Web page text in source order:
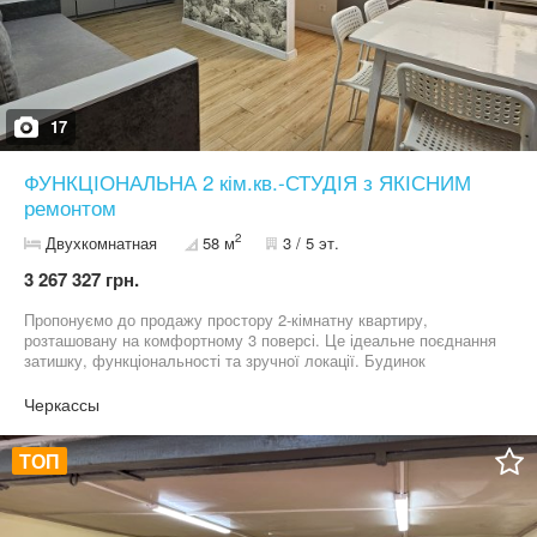
17
ФУНКЦІОНАЛЬНА 2 кім.кв.-СТУДІЯ з ЯКІСНИМ
ремонтом
Двухкомнатная 58 м2 3 / 5 эт.
3 267 327 грн.
Пропонуємо до продажу простору 2-кімнатну квартиру,
розташовану на комфортному 3 поверсі. Це ідеальне поєднання
затишку, функціональності та зручної локації. Будинок
інфраструктурою, де все необхідне для комфортного життя
знаходиться поруч: магазини, супермаркети, школи, дитячі
садочки, зупинки громадського транспорту, заклади відпочинку
та сфери послуг. Це квартира, в якій уже все зроблено для
комфортного життя. Сучасний дизайнерський ремонт виконаний
із якісних матеріалів, продуманий до дрібниць, а кожен елемент
інтер"єру гармонійно поєднує естетику та функціональність.
Черкассы
ТОП